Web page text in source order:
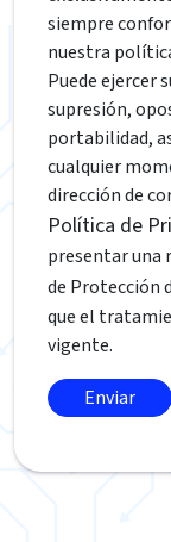
siempre
nuestra
Puede ejercer
supresión,
portabilidad,
cualquier
dirección de
Política de
presentar una
de Protección
que el
vigente.